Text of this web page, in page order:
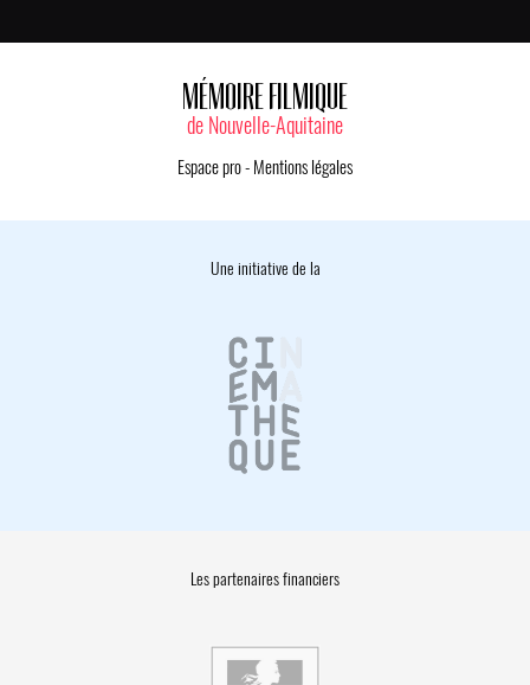
MÉMOIRE FILMIQUE
de Nouvelle-Aquitaine
Espace pro- Mentions légales
Une initiative de la
Les partenaires financiers